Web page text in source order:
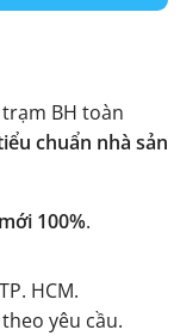
BH toàn
chuẩn nhà sản
mới 100%.
HCM.
yêu cầu.